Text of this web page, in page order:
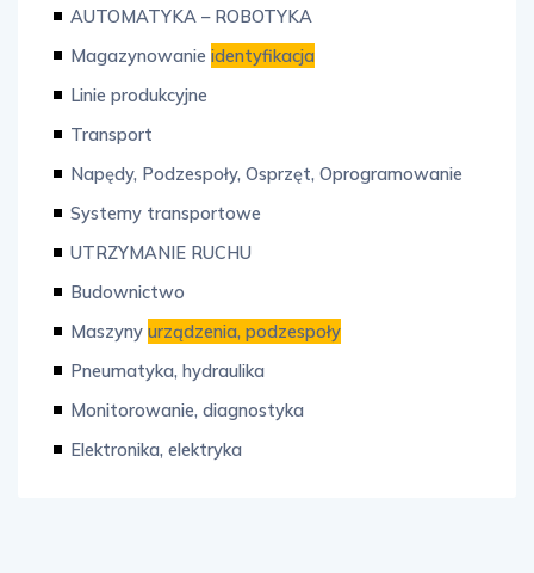
AUTOMATYKA – ROBOTYKA
Magazynowanie identyfikacja
Linie produkcyjne
Transport
Napędy, Podzespoły, Osprzęt, Oprogramowanie
Systemy transportowe
UTRZYMANIE RUCHU
Budownictwo
Maszyny urządzenia, podzespoły
Pneumatyka, hydraulika
Monitorowanie, diagnostyka
Elektronika, elektryka